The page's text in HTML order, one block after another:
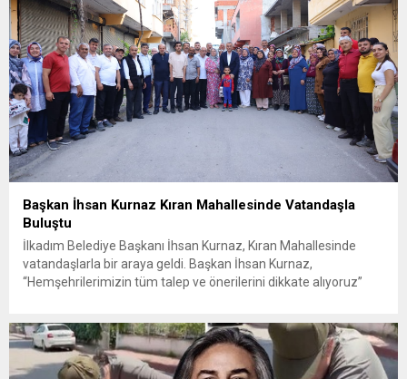
Başkan İhsan Kurnaz Kıran Mahallesinde Vatandaşla
Buluştu
İlkadım Belediye Başkanı İhsan Kurnaz, Kıran Mahallesinde
vatandaşlarla bir araya geldi. Başkan İhsan Kurnaz,
“Hemşehrilerimizin tüm talep ve önerilerini dikkate alıyoruz”
sohbet eden, onların talep ve önerileri dinleyen Başkan İhsan
Kurnaz, gelen taleplerin çözümü için...